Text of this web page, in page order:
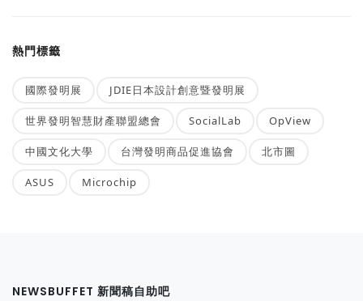
熱門標籤
國際發明展 JDIE日本設計創意暨發明展
世界發明智慧財產聯盟總會 SocialLab OpView
中國文化大學 台灣發明商品促進協會 北市圖
ASUS Microchip
NEWSBUFFET 新聞稿自助吧